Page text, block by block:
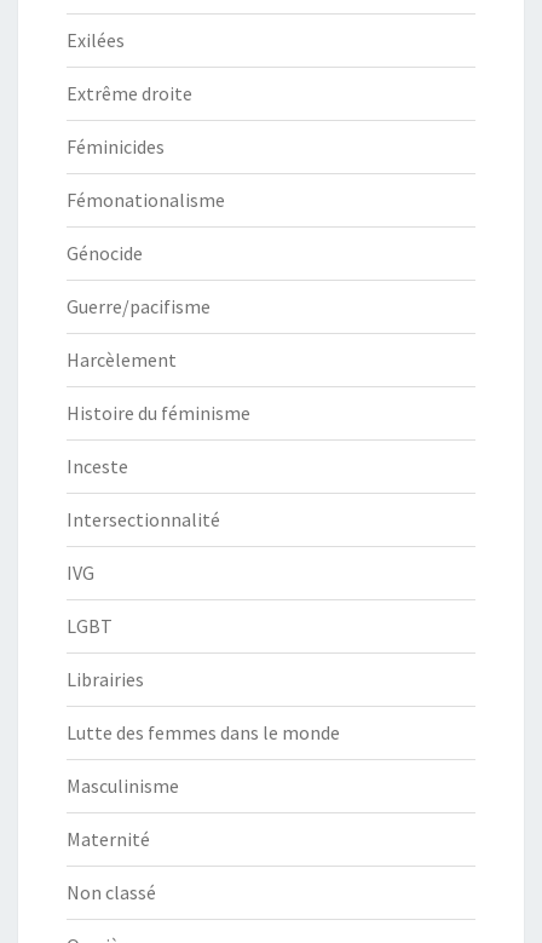
Exilées
Extrême droite
Féminicides
Fémonationalisme
Génocide
Guerre/pacifisme
Harcèlement
Histoire du féminisme
Inceste
Intersectionnalité
IVG
LGBT
Librairies
Lutte des femmes dans le monde
Masculinisme
Maternité
Non classé